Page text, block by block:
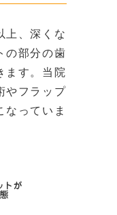
上、深くな
の部分の歯
ます。当院
やフラップ
なっていま